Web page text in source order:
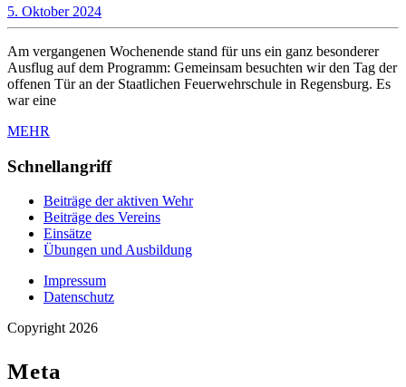
Regensburg
5. Oktober 20245.
Oktober
2024
Am vergangenen Wochenende stand für uns ein ganz besonderer
Ausflug auf dem Programm: Gemeinsam besuchten wir den Tag der
offenen Tür an der Staatlichen Feuerwehrschule in Regensburg. Es
war eine
MEHR
Schnellangriff
Beiträge der aktiven Wehr
Beiträge des Vereins
Einsätze
Übungen und Ausbildung
Impressum
Datenschutz
Copyright 2026
Meta